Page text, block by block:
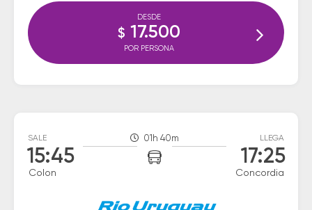
DESDE
$ 17.500
POR PERSONA
SALE
15:45
Colon
01h 40m LLEGA
17:25
Concordia